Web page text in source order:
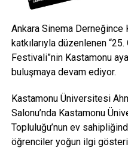
Ankara Sinema Derneğince
katkılarıyla düzenlenen
Festivali”nin Kastamonu
buluşmaya devam ediyor.
Kastamonu Üniversitesi
Salonu’nda Kastamonu
Topluluğu’nun ev
öğrenciler yoğun ilgi